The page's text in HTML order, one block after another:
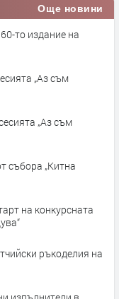
Още новини
то издание на
„Аз съм
„Аз съм
събора „Китна
на конкурсната
ръкоделия на